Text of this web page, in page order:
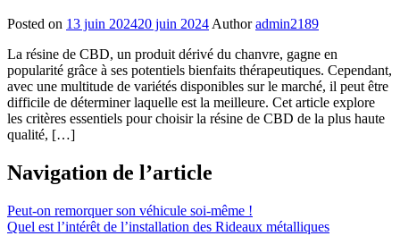
Posted on 13 juin 202420 juin 2024 Author admin2189
La résine de CBD, un produit dérivé du chanvre, gagne en
popularité grâce à ses potentiels bienfaits thérapeutiques. Cependant,
avec une multitude de variétés disponibles sur le marché, il peut être
difficile de déterminer laquelle est la meilleure. Cet article explore
les critères essentiels pour choisir la résine de CBD de la plus haute
qualité, […]
Navigation de l’article
Peut-on remorquer son véhicule soi-même !
Quel est l’intérêt de l’installation des Rideaux métalliques